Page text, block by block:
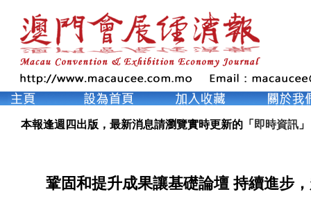
本報逢週四出版，最新消息請瀏覽實時更新的「 即時資訊 」
鞏固和提升成果讓基礎論壇 持續進步